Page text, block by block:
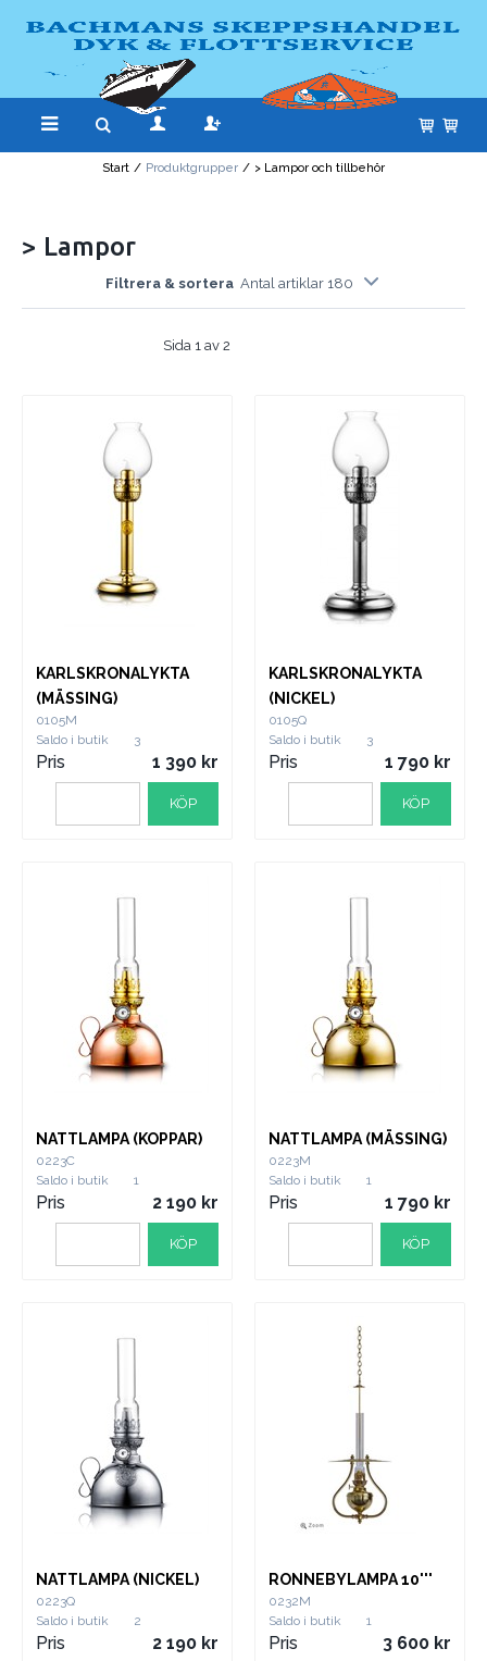
Start / Produktgrupper / > Lampor och tillbehör
> Lampor
Filtrera & sortera Antal artiklar 180
Sida 1 av 2
KARLSKRONALYKTA
(MÄSSING)
0105M
Saldo i butik
3
Pris 1 390
KÖP
KARLSKRONALYKTA
(NICKEL)
0105Q
Saldo i butik
3
Pris 1 790
KÖP
NATTLAMPA (KOPPAR)
0223C
Saldo i butik
1
Pris 2 190
KÖP
NATTLAMPA (MÄSSING)
0223M
Saldo i butik
1
Pris 1 790
KÖP
NATTLAMPA (NICKEL)
0223Q
Saldo i butik
2
Pris 2 190
RONNEBYLAMPA 10'''
0232M
Saldo i butik
1
Pris 3 600